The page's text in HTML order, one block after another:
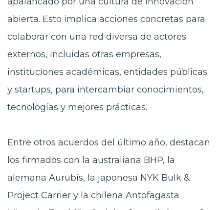
abierta. Esto implica acciones concretas para
colaborar con una red diversa de actores
externos, incluidas otras empresas,
instituciones académicas, entidades públicas
y startups, para intercambiar conocimientos,
tecnologías y mejores prácticas.
Entre otros acuerdos del último año, destacan
los firmados con la australiana BHP, la
alemana Aurubis, la japonesa NYK Bulk &
Project Carrier y la chilena Antofagasta